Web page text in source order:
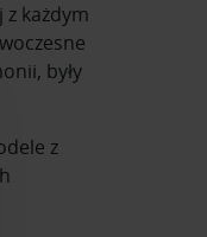
każdym
były
z